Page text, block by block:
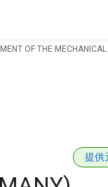
OF THE
提供